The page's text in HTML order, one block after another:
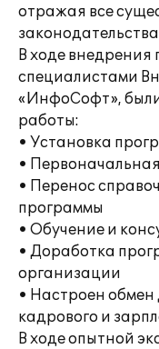
отражая все
В ходе внедрения
специалистами
«ИнфоСофт»,
работы:
• Установка
•
• Перенос
программы
• Обучение и
• Доработка
организации
• Настроен
кадрового и
В ходе опытной